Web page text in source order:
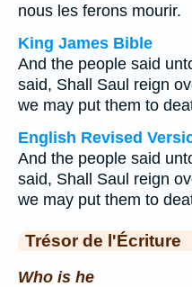
nous les ferons mourir.
King James Bible
And the people said
said, Shall Saul reign
we may put them to
English Revised
And the people said
said, Shall Saul reign
we may put them to
Trésor de l'Écriture
Who is he